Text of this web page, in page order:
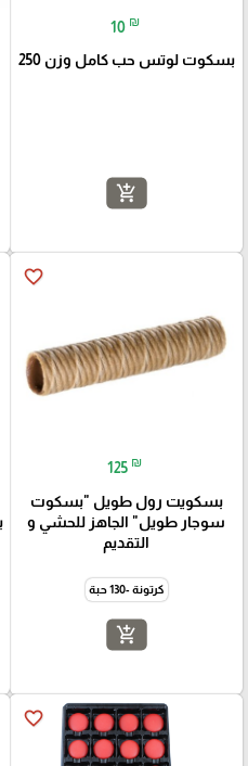
10 ₪
بسكوت لوتس حب كامل وزن 250
add_shopping_cart
favorite_border
125 ₪
بسكويت رول طويل "بسكوت
سوجار طويل" الجاهز للحشي و
التقديم
كرتونة -130 حبة
add_shopping_cart
favorite_border